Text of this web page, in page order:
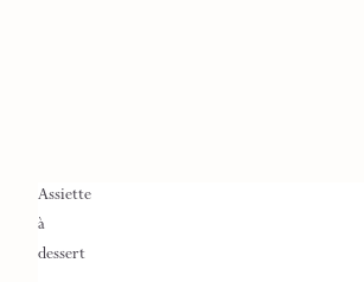
Assiette
à
dessert